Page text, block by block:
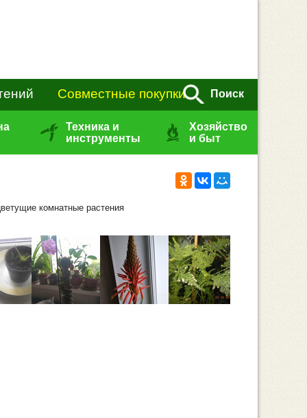
Совместные покупки Поиск
Техника и
инструменты
Хозяйство
и быт
комнатные растения